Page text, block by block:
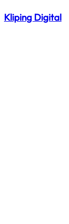
Kliping Digital